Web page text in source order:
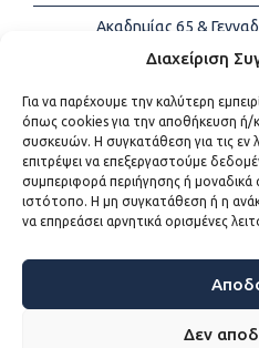
Διαχείριση
Για να παρέχουμε την καλύτερη
όπως cookies για την αποθήκευση ή/
συσκευών. Η συγκατάθεση για τις εν
επιτρέψει να επεξεργαστούμε
συμπεριφορά περιήγησης ή
ιστότοπο. Η μη συγκατάθεση ή η
να επηρεάσει αρνητικά ορισμένες
Δεν
Ακαδημίας 65 &
Τηλέφωνα:
Email:
ΧΡΗΣΙΜΟΙ
Η
Όροι